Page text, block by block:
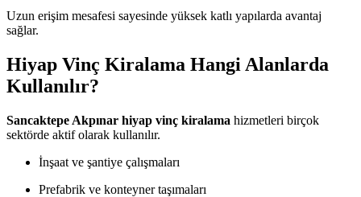
Uzun erişim mesafesi sayesinde yüksek katlı yapılarda avantaj
sağlar.
Hiyap Vinç Kiralama Hangi Alanlarda
Kullanılır?
Sancaktepe Akpınar hiyap vinç kiralama hizmetleri birçok
sektörde aktif olarak kullanılır.
İnşaat ve şantiye çalışmaları
Prefabrik ve konteyner taşımaları